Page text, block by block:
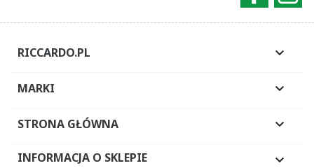
RICCARDO.PL 
MARKI 
STRONA GŁÓWNA 
INFORMACJA O SKLEPIE 